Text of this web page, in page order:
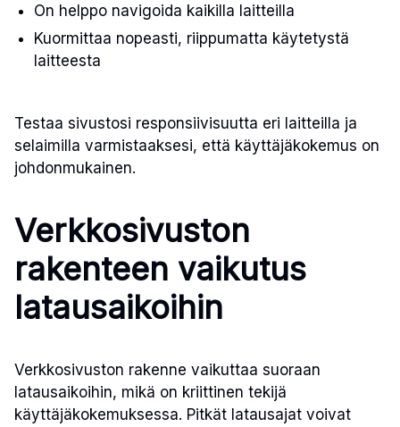
On helppo navigoida kaikilla laitteilla
Kuormittaa nopeasti, riippumatta käytetystä
laitteesta
Testaa sivustosi responsiivisuutta eri laitteilla ja
selaimilla varmistaaksesi, että käyttäjäkokemus on
johdonmukainen.
Verkkosivuston
rakenteen vaikutus
latausaikoihin
Verkkosivuston rakenne vaikuttaa suoraan
latausaikoihin, mikä on kriittinen tekijä
käyttäjäkokemuksessa. Pitkät latausajat voivat